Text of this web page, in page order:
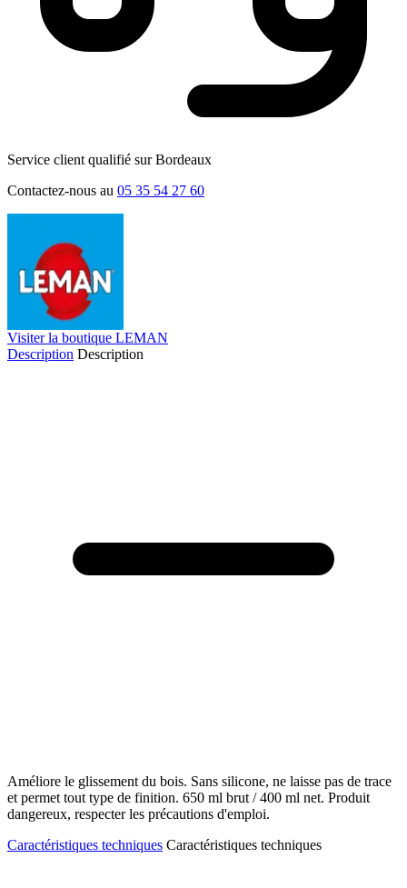
Service client qualifié sur Bordeaux
Contactez-nous au 05 35 54 27 60
Visiter la boutique LEMAN
Description Description
Améliore le glissement du bois. Sans silicone, ne laisse pas de trace
et permet tout type de finition. 650 ml brut / 400 ml net. Produit
dangereux, respecter les précautions d'emploi.
Caractéristiques techniques Caractéristiques techniques